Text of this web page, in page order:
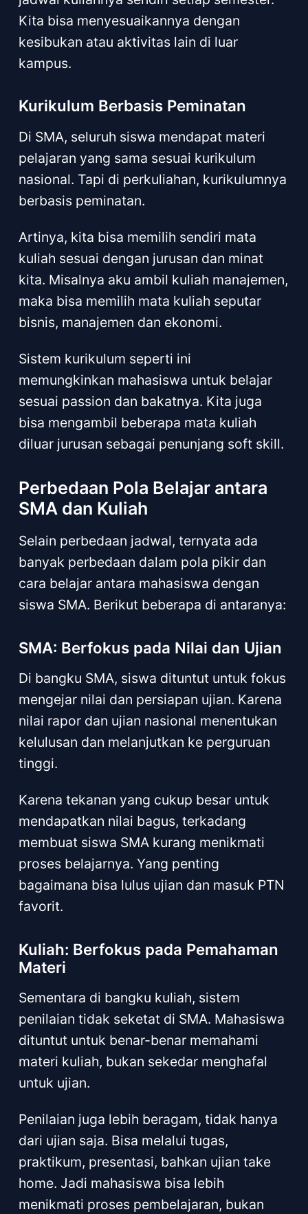
Kita bisa menyesuaikannya dengan
kesibukan atau aktivitas lain di luar
kampus.
Kurikulum Berbasis Peminatan
Di SMA, seluruh siswa mendapat materi
pelajaran yang sama sesuai kurikulum
nasional. Tapi di perkuliahan, kurikulumnya
berbasis peminatan.
Artinya, kita bisa memilih sendiri mata
kuliah sesuai dengan jurusan dan minat
kita. Misalnya aku ambil kuliah manajemen,
maka bisa memilih mata kuliah seputar
bisnis, manajemen dan ekonomi.
Sistem kurikulum seperti ini
memungkinkan mahasiswa untuk belajar
sesuai passion dan bakatnya. Kita juga
bisa mengambil beberapa mata kuliah
diluar jurusan sebagai penunjang soft skill.
Perbedaan Pola Belajar antara
SMA dan Kuliah
Selain perbedaan jadwal, ternyata ada
banyak perbedaan dalam pola pikir dan
cara belajar antara mahasiswa dengan
siswa SMA. Berikut beberapa di antaranya:
SMA: Berfokus pada Nilai dan Ujian
Di bangku SMA, siswa dituntut untuk fokus
mengejar nilai dan persiapan ujian. Karena
nilai rapor dan ujian nasional menentukan
kelulusan dan melanjutkan ke perguruan
tinggi.
Karena tekanan yang cukup besar untuk
mendapatkan nilai bagus, terkadang
membuat siswa SMA kurang menikmati
proses belajarnya. Yang penting
bagaimana bisa lulus ujian dan masuk PTN
favorit.
Kuliah: Berfokus pada Pemahaman
Materi
Sementara di bangku kuliah, sistem
penilaian tidak seketat di SMA. Mahasiswa
dituntut untuk benar-benar memahami
materi kuliah, bukan sekedar menghafal
untuk ujian.
Penilaian juga lebih beragam, tidak hanya
dari ujian saja. Bisa melalui tugas,
praktikum, presentasi, bahkan ujian take
home. Jadi mahasiswa bisa lebih
menikmati proses pembelajaran, bukan